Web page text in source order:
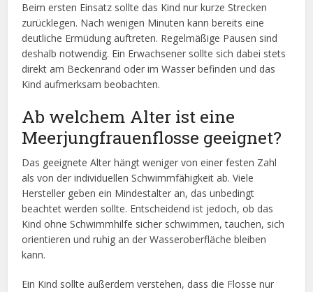
Beim ersten Einsatz sollte das Kind nur kurze Strecken
zurücklegen. Nach wenigen Minuten kann bereits eine
deutliche Ermüdung auftreten. Regelmäßige Pausen sind
deshalb notwendig. Ein Erwachsener sollte sich dabei stets
direkt am Beckenrand oder im Wasser befinden und das
Kind aufmerksam beobachten.
Ab welchem Alter ist eine
Meerjungfrauenflosse geeignet?
Das geeignete Alter hängt weniger von einer festen Zahl
als von der individuellen Schwimmfähigkeit ab. Viele
Hersteller geben ein Mindestalter an, das unbedingt
beachtet werden sollte. Entscheidend ist jedoch, ob das
Kind ohne Schwimmhilfe sicher schwimmen, tauchen, sich
orientieren und ruhig an der Wasseroberfläche bleiben
kann.
Ein Kind sollte außerdem verstehen, dass die Flosse nur